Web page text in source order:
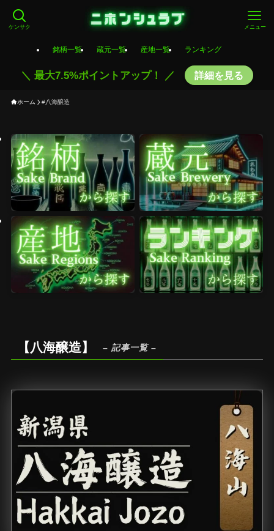
ケンサク メニュー
銘柄一覧 蔵元一覧 産地一覧 ランキング
＼ 最大7.5%ポイントアップ！ ／ 詳細を見る
ホーム #八海醸造
【八海醸造】 – 記事一覧 –